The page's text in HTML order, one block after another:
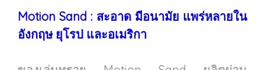
Motion Sand : สะอาด มีอนามัย แพร่หลายใน
อังกฤษ ยุโรป และอเมริกา